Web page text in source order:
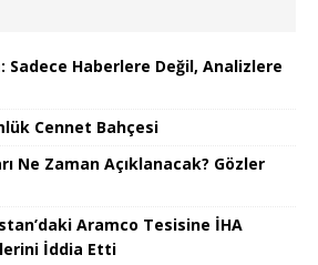
Sadece Haberlere Değil, Analizlere
Cennet Bahçesi
Ne Zaman Açıklanacak? Gözler
Aramco Tesisine İHA
İddia Etti